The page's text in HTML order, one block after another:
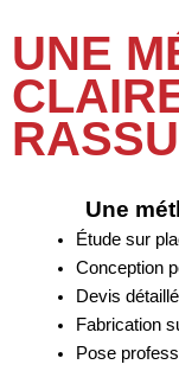
UNE
Une
Étude sur
Conception
Devis détaillé
Fabrication
Pose